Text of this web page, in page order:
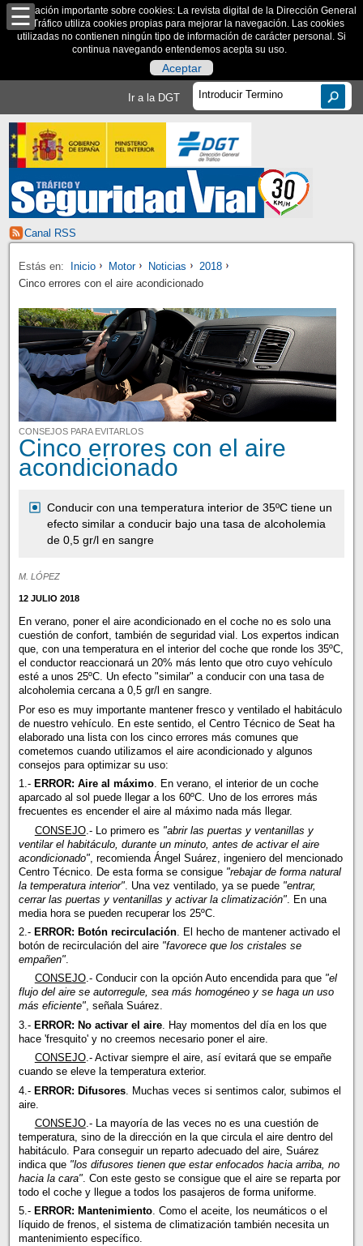
Información importante sobre cookies: La revista digital de la Dirección General
de Tráfico utiliza cookies propias para mejorar la navegación. Las cookies
utilizadas no contienen ningún tipo de información de carácter personal. Si
continua navegando entendemos acepta su uso.
Aceptar
Ir a la DGT
Canal RSS
Estás en: Inicio Motor Noticias
2018
Cinco errores con el aire acondicionado
CONSEJOS PARA EVITARLOS
Cinco errores con el aire
acondicionado
Conducir con una temperatura interior de 35ºC tiene un
efecto similar a conducir bajo una tasa de alcoholemia
de 0,5 gr/l en sangre
M. LÓPEZ
12 JULIO 2018
En verano, poner el aire acondicionado en el coche no es solo una
cuestión de confort, también de seguridad vial. Los expertos indican
que, con una temperatura en el interior del coche que ronde los 35ºC,
el conductor reaccionará un 20% más lento que otro cuyo vehículo
esté a unos 25ºC. Un efecto "similar" a conducir con una tasa de
alcoholemia cercana a 0,5 gr/l en sangre.
Por eso es muy importante mantener fresco y ventilado el habitáculo
de nuestro vehículo. En este sentido, el Centro Técnico de Seat ha
elaborado una lista con los cinco errores más comunes que
cometemos cuando utilizamos el aire acondicionado y algunos
consejos para optimizar su uso:
1.- ERROR: Aire al máximo. En verano, el interior de un coche
aparcado al sol puede llegar a los 60ºC. Uno de los errores más
frecuentes es encender el aire al máximo nada más llegar.
CONSEJO.- Lo primero es "abrir las puertas y ventanillas y
ventilar el habitáculo, durante un minuto, antes de activar el aire
acondicionado", recomienda Ángel Suárez, ingeniero del mencionado
Centro Técnico. De esta forma se consigue "rebajar de forma natural
la temperatura interior". Una vez ventilado, ya se puede "entrar,
cerrar las puertas y ventanillas y activar la climatización". En una
media hora se pueden recuperar los 25ºC.
2.- ERROR: Botón recirculación. El hecho de mantener activado el
botón de recirculación del aire "favorece que los cristales se
empañen".
CONSEJO.- Conducir con la opción Auto encendida para que "el
flujo del aire se autorregule, sea más homogéneo y se haga un uso
más eficiente", señala Suárez.
3.- ERROR: No activar el aire. Hay momentos del día en los que
hace 'fresquito' y no creemos necesario poner el aire.
CONSEJO.- Activar siempre el aire, así evitará que se empañe
cuando se eleve la temperatura exterior.
4.- ERROR: Difusores. Muchas veces si sentimos calor, subimos el
aire.
CONSEJO.- La mayoría de las veces no es una cuestión de
temperatura, sino de la dirección en la que circula el aire dentro del
habitáculo. Para conseguir un reparto adecuado del aire, Suárez
indica que "los difusores tienen que estar enfocados hacia arriba, no
hacia la cara". Con este gesto se consigue que el aire se reparta por
todo el coche y llegue a todos los pasajeros de forma uniforme.
5.- ERROR: Mantenimiento. Como el aceite, los neumáticos o el
líquido de frenos, el sistema de climatización también necesita un
mantenimiento específico.